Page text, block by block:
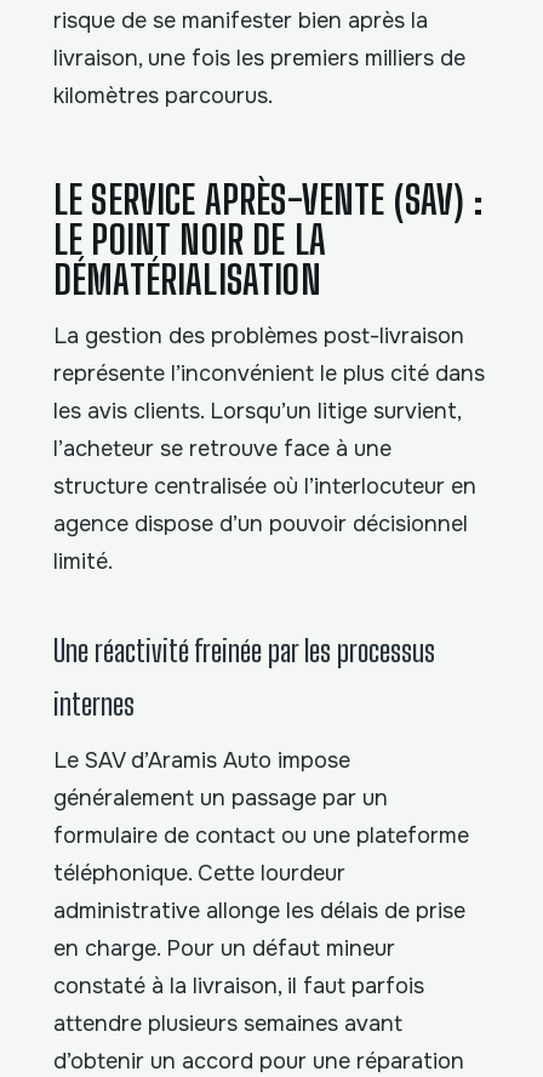
risque de se manifester bien après la
livraison, une fois les premiers milliers de
kilomètres parcourus.
LE SERVICE APRÈS-VENTE (SAV) :
LE POINT NOIR DE LA
DÉMATÉRIALISATION
La gestion des problèmes post-livraison
représente l’inconvénient le plus cité dans
les avis clients. Lorsqu’un litige survient,
l’acheteur se retrouve face à une
structure centralisée où l’interlocuteur en
agence dispose d’un pouvoir décisionnel
limité.
Une réactivité freinée par les processus
internes
Le SAV d’Aramis Auto impose
généralement un passage par un
formulaire de contact ou une plateforme
téléphonique. Cette lourdeur
administrative allonge les délais de prise
en charge. Pour un défaut mineur
constaté à la livraison, il faut parfois
attendre plusieurs semaines avant
d’obtenir un accord pour une réparation